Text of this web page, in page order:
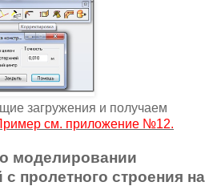
загружения и получаем
см. приложение №12.
моделировании
пролетного строения на